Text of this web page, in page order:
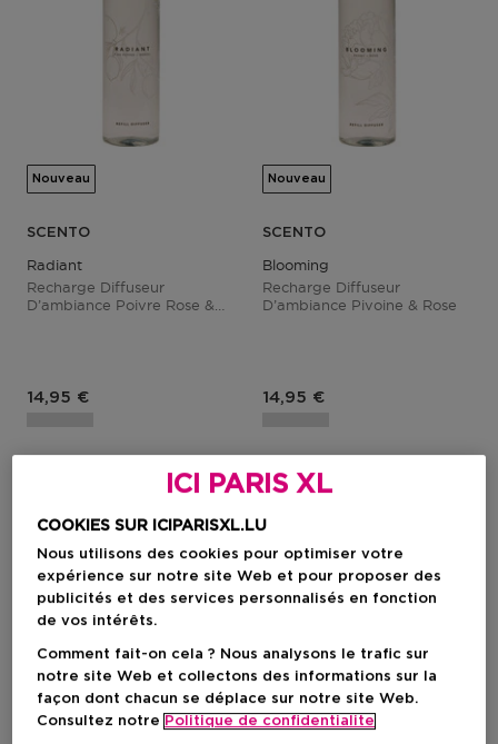
Nouveau
SCENTO
Radiant
Recharge Diffuseur
D’ambiance Poivre Rose &
Prix du produit
14,95 €
Nouveau
SCENTO
Blooming
Recharge Diffuseur
D’ambiance Pivoine & Rose
Prix du produit
14,95 €
Nouveau Nouveau
ICI PARIS XL
COOKIES SUR ICIPARISXL.LU
Nous utilisons des cookies pour optimiser votre
expérience sur notre site Web et pour proposer des
publicités et des services personnalisés en fonction
de vos intérêts.
Comment fait-on cela ? Nous analysons le trafic sur
notre site Web et collectons des informations sur la
façon dont chacun se déplace sur notre site Web.
Consultez notre Politique de confidentialite